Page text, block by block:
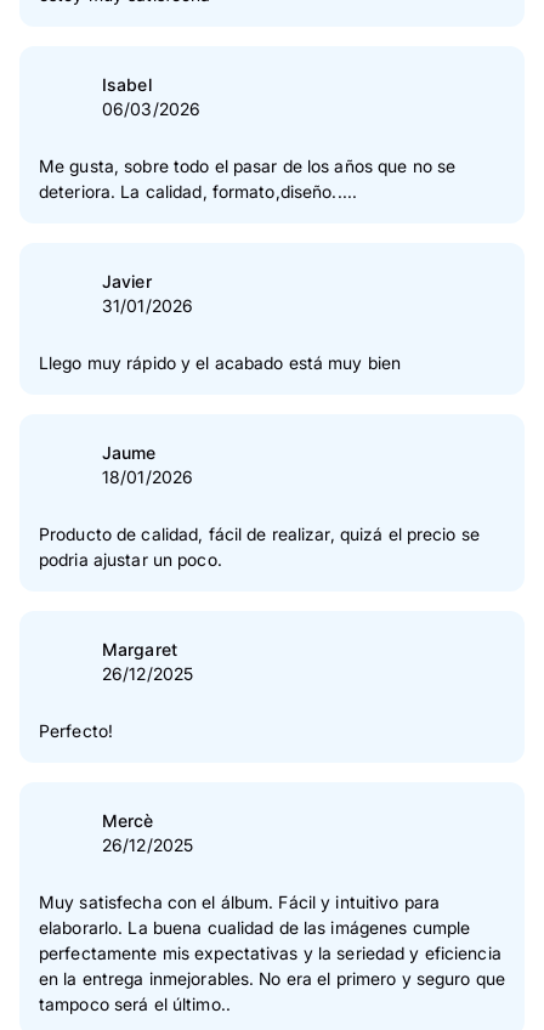
Isabel
06/03/2026
Me gusta, sobre todo el pasar de los años que no se
deteriora. La calidad, formato,diseño.....
Javier
31/01/2026
Llego muy rápido y el acabado está muy bien
Jaume
18/01/2026
Producto de calidad, fácil de realizar, quizá el precio se
podria ajustar un poco.
Margaret
26/12/2025
Perfecto!
Mercè
26/12/2025
Muy satisfecha con el álbum. Fácil y intuitivo para
elaborarlo. La buena cualidad de las imágenes cumple
perfectamente mis expectativas y la seriedad y eficiencia
en la entrega inmejorables. No era el primero y seguro que
tampoco será el último..